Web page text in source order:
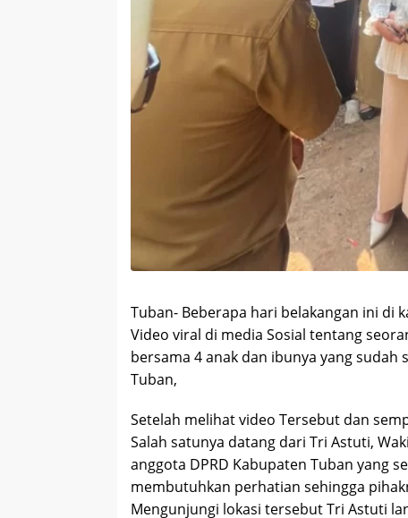
Tuban- Beberapa hari belakangan ini di
Video viral di media Sosial tentang
bersama 4 anak dan ibunya yang
Tuban,
Setelah melihat video Tersebut dan
Salah satunya datang dari Tri Astuti,
anggota DPRD Kabupaten Tuban yang
membutuhkan perhatian sehingga
Mengunjungi lokasi tersebut Tri Astuti